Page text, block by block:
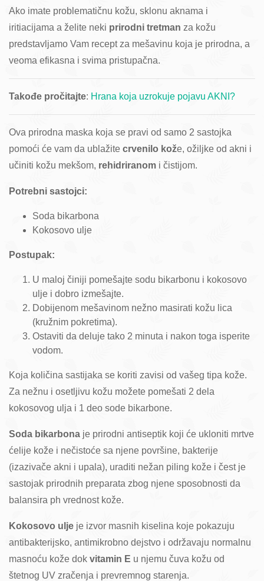
Ako imate problematičnu kožu, sklonu aknama i
iritiacijama a želite neki prirodni tretman za kožu
predstavljamo Vam recept za mešavinu koja je prirodna, a
veoma efikasna i svima pristupačna.
Takođe pročitajte: Hrana koja uzrokuje pojavu AKNI?
Ova prirodna maska koja se pravi od samo 2 sastojka
pomoći će vam da ublažite crvenilo kože, ožiljke od akni i
učiniti kožu mekšom, rehidriranom i čistijom.
Potrebni sastojci:
Soda bikarbona
Kokosovo ulje
Postupak:
U maloj činiji pomešajte sodu bikarbonu i kokosovo
ulje i dobro izmešajte.
Dobijenom mešavinom nežno masirati kožu lica
(kružnim pokretima).
Ostaviti da deluje tako 2 minuta i nakon toga isperite
vodom.
Koja količina sastijaka se koriti zavisi od vašeg tipa kože.
Za nežnu i osetljivu kožu možete pomešati 2 dela
kokosovog ulja i 1 deo sode bikarbone.
Soda bikarbona je prirodni antiseptik koji će ukloniti mrtve
ćelije kože i nečistoće sa njene površine, bakterije
(izazivače akni i upala), uraditi nežan piling kože i čest je
sastojak prirodnih preparata zbog njene sposobnosti da
balansira ph vrednost kože.
Kokosovo ulje je izvor masnih kiselina koje pokazuju
antibakterijsko, antimikrobno dejstvo i održavaju normalnu
masnoću kože dok vitamin E u njemu čuva kožu od
štetnog UV zračenja i prevremnog starenja.